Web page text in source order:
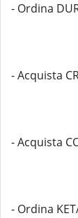
- Ordina
- Acquista
- Acquista
- Ordina